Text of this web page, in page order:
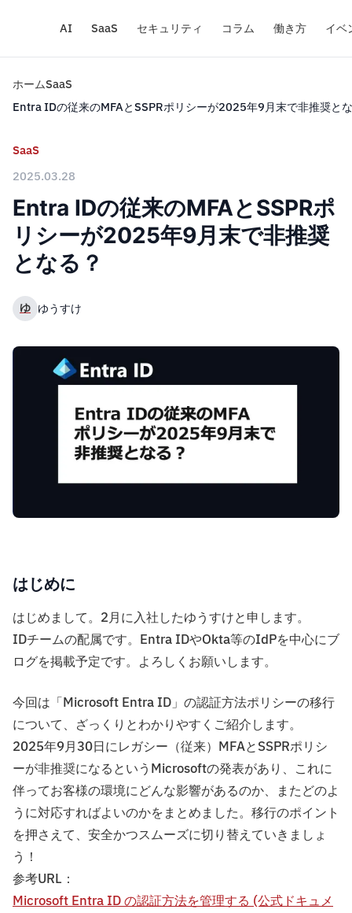
AI SaaS セキュリティ コラム 働き方 イベ
ホームSaaS
Entra IDの従来のMFAとSSPRポリシーが2025年9月末で非推奨と
SaaS
2025.03.28
Entra IDの従来のMFAとSSPRポ
リシーが2025年9月末で非推奨
となる？
ゆ ゆうすけ
はじめに
はじめまして。2月に入社したゆうすけと申します。
IDチームの配属です。Entra IDやOkta等のIdPを中心にブ
ログを掲載予定です。よろしくお願いします。
今回は「Microsoft Entra ID」の認証方法ポリシーの移行
について、ざっくりとわかりやすくご紹介します。
2025年9月30日にレガシー（従来）MFAとSSPRポリシ
ーが非推奨になるというMicrosoftの発表があり、これに
伴ってお客様の環境にどんな影響があるのか、またどのよ
うに対応すればよいのかをまとめました。移行のポイント
を押さえて、安全かつスムーズに切り替えていきましょ
う！
参考URL：
Microsoft Entra ID の認証方法を管理する (公式ドキュメ